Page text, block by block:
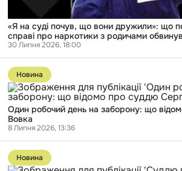
справі
наркотики
родичами
обвинуваченого
«Я на суді почув, що вони дружили»: що
справі про наркотики з родичами
30 Липня 2026, 18:00
Перейти
до
публікації
Один
робочий
день
на
заборону:
що
відомо
про
Новина
Один робочий день на заборону: що
Вовка
8 Липня 2026, 13:36
Перейти
до
публікації
Новина